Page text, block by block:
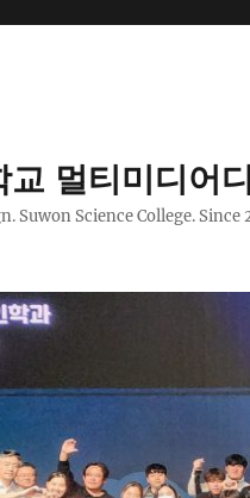
교 멀티미디어
Suwon Science College. Since